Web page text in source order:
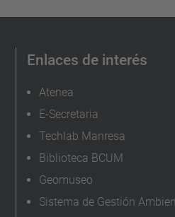
Enlaces de interés
Atenea
E-Secretaria
Techlab Manresa
Biblioteca BCUM
Geomuseo
Sistema de Gestión